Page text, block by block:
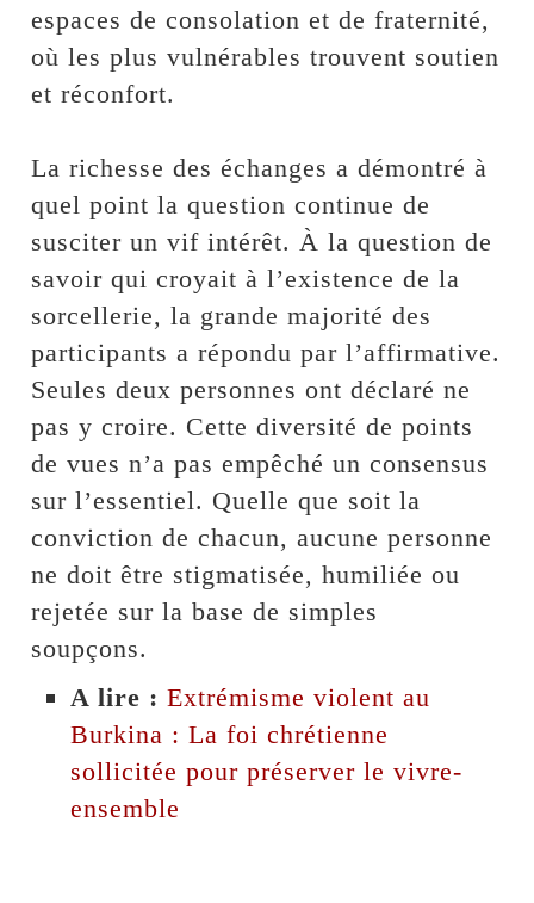
espaces de consolation et de fraternité,
où les plus vulnérables trouvent soutien
et réconfort.
‎La richesse des échanges a démontré à
quel point la question continue de
susciter un vif intérêt. À la question de
savoir qui croyait à l’existence de la
sorcellerie, la grande majorité des
participants a répondu par l’affirmative.
Seules deux personnes ont déclaré ne
pas y croire. Cette diversité de points
de vues n’a pas empêché un consensus
sur l’essentiel. Quelle que soit la
conviction de chacun, aucune personne
ne doit être stigmatisée, humiliée ou
rejetée sur la base de simples
soupçons.
A lire : Extrémisme violent au
Burkina : La foi chrétienne
sollicitée pour préserver le vivre-
ensemble